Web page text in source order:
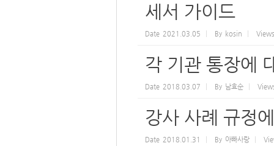
세서 가이드
Date 2021.03.05 By kosin Views
각 기관 통장에
Date 2018.03.07 By 남효순
강사 사례 규정
Date 2018.01.31 By 아빠사랑